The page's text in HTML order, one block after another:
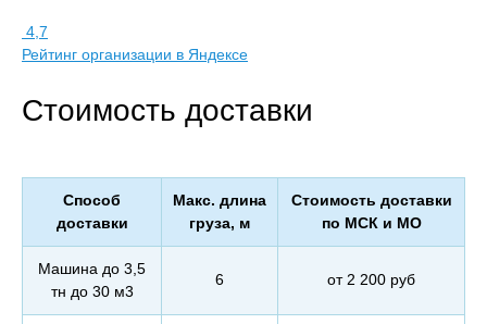
4,7
Рейтинг организации в Яндексе
Стоимость доставки
Способ
доставки
Макс. длина
груза, м
Стоимость доставки
по МСК и МО
Машина до 3,5
тн до 30 м3
6 от 2 200 руб